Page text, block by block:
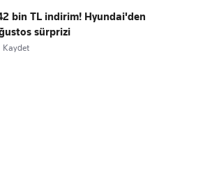
bin TL indirim! Hyundai'den
sürprizi
Kaydet